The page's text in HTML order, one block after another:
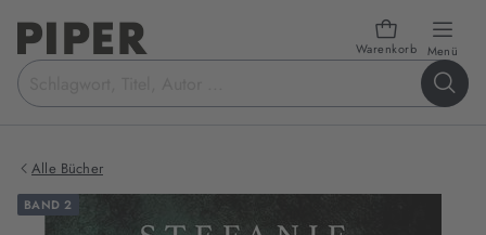
Warenkorb Menü
Suchbegriff
eingeben
Alle Bücher
BAND 2